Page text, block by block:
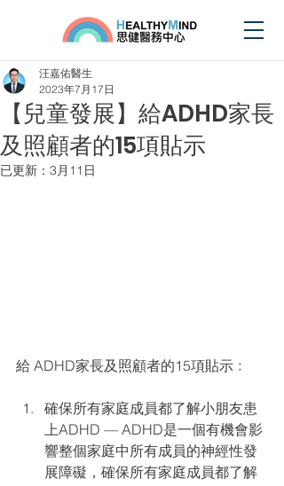
【兒童發展】給ADHD家長
及照顧者的15項貼示
汪嘉佑醫生
2023年7月17日
已更新： 3月11日
給 ADHD家長及照顧者的15項貼示﹕
確保所有家庭成員都了解小朋友患
上ADHD — ADHD是一個有機會影
響整個家庭中所有成員的神經性發
展障礙，確保所有家庭成員都了解